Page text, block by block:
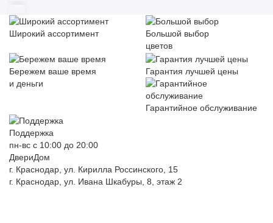
Широкий ассортимент
Большой выбор
цветов
Бережем ваше время
и деньги
Гарантия лучшей цены
Гарантийное обслуживание
Поддержка
пн-вс с 10:00 до 20:00
ДвериДом
г. Краснодар, ул. Кирилла Россинского, 15
г. Краснодар, ул. Ивана Шкабуры, 8, этаж 2